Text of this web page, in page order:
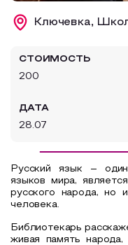
Образовательный
Ключевка,
СТОИМОСТЬ
200
ДАТА
28.07
Русский язык –
языков мира,
русского народа, но
человека.
Библиотекарь
живая память